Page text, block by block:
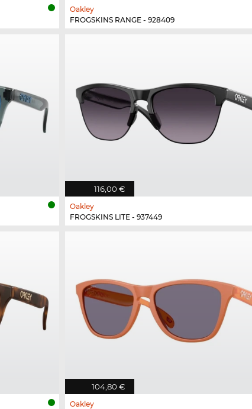
Oakley
FROGSKINS RANGE - 928409
116,00 €
Oakley
FROGSKINS LITE - 937449
104,80 €
Oakley